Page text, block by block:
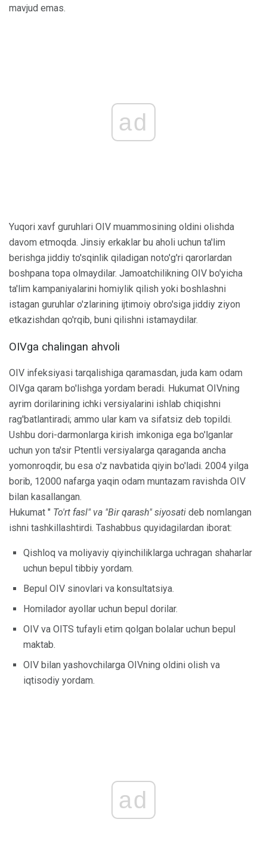
mavjud emas.
ad
Yuqori xavf guruhlari OIV muammosining oldini olishda
davom etmoqda. Jinsiy erkaklar bu aholi uchun ta'lim
berishga jiddiy to'sqinlik qiladigan noto'g'ri qarorlardan
boshpana topa olmaydilar. Jamoatchilikning OIV bo'yicha
ta'lim kampaniyalarini homiylik qilish yoki boshlashni
istagan guruhlar o'zlarining ijtimoiy obro'siga jiddiy ziyon
etkazishdan qo'rqib, buni qilishni istamaydilar.
OIVga chalingan ahvoli
OIV infeksiyasi tarqalishiga qaramasdan, juda kam odam
OIVga qaram bo'lishga yordam beradi. Hukumat OIVning
ayrim dorilarining ichki versiyalarini ishlab chiqishni
rag'batlantiradi; ammo ular kam va sifatsiz deb topildi.
Ushbu dori-darmonlarga kirish imkoniga ega bo'lganlar
uchun yon ta'sir Ptentli versiyalarga qaraganda ancha
yomonroqdir, bu esa o'z navbatida qiyin bo'ladi. 2004 yilga
borib, 12000 nafarga yaqin odam muntazam ravishda OIV
bilan kasallangan.
Hukumat " To'rt fasl" va "Bir qarash" siyosati deb nomlangan
ishni tashkillashtirdi. Tashabbus quyidagilardan iborat:
Qishloq va moliyaviy qiyinchiliklarga uchragan shaharlar
uchun bepul tibbiy yordam.
Bepul OIV sinovlari va konsultatsiya.
Homilador ayollar uchun bepul dorilar.
OIV va OITS tufayli etim qolgan bolalar uchun bepul
maktab.
OIV bilan yashovchilarga OIVning oldini olish va
iqtisodiy yordam.
ad